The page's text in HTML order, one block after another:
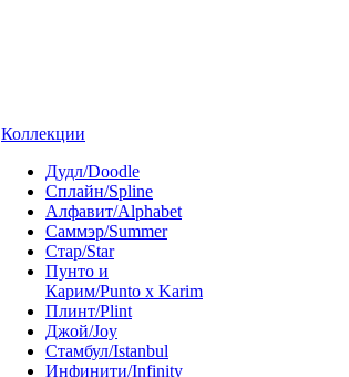
Коллекции
Дудл/Doodle
Сплайн/Spline
Алфавит/Alphabet
Саммэр/Summer
Стар/Star
Пунто и
Карим/Punto x Karim
Плинт/Plint
Джой/Joy
Стамбул/Istanbul
Инфинити/Infinity